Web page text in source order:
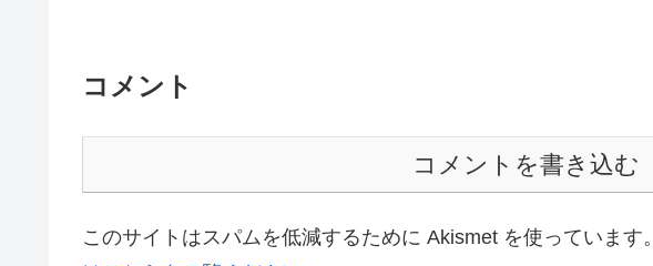
コメント
コメントを書き込む
このサイトはスパムを低減するために Akismet を使っています。